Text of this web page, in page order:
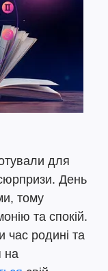
для
День
тому
та спокій.
час родині та
на